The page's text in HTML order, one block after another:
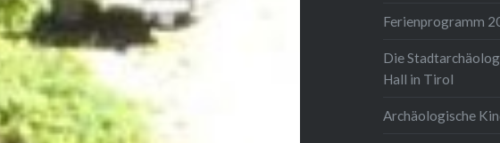
Ferienprogramm
Die
Hall in Tirol
Archäologische